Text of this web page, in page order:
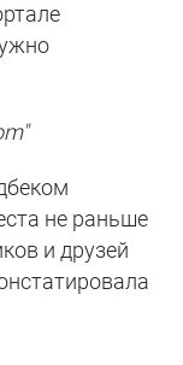
не раньше
и друзей